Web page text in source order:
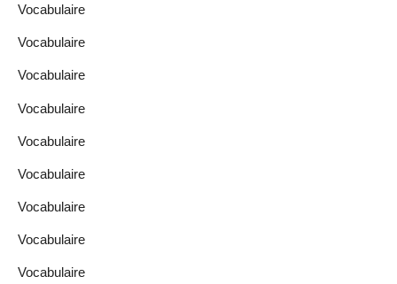
Vocabulaire
Vocabulaire
Vocabulaire
Vocabulaire
Vocabulaire
Vocabulaire
Vocabulaire
Vocabulaire
Vocabulaire